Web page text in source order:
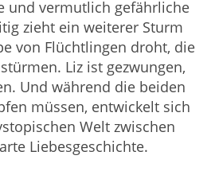
und vermutlich gefährliche
zieht ein weiterer Sturm
von Flüchtlingen droht, die
Liz ist gezwungen,
Und während die beiden
müssen, entwickelt sich
Welt zwischen
Liebesgeschichte.